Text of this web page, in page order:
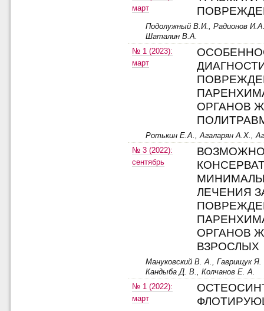
март
Подолужный В.И., Радионов
Шаталин В.А.
№ 1 (2023):
март
ОРГАНОВ
Ротькин Е.А., Агаларян А.Х.,
№ 3 (2022):
сентябрь
ЛЕЧЕНИЯ
ОРГАНОВ
ВЗРОСЛЫХ
Мануковский В. А., Гаврищук
Кандыба Д. В., Колчанов Е. А.
№ 1 (2022):
март